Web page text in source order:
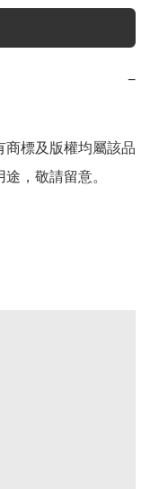
−
商標及版權均屬該品
，敬請留意。